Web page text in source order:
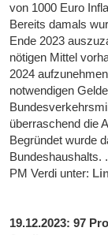
von 1000 Euro
Bereits damals
Ende 2023
nötigen Mittel
2024
notwendigen
überraschend die
Begründet wurde
Bundeshaushalts.
PM Verdi unter:
19.12.2023: 97